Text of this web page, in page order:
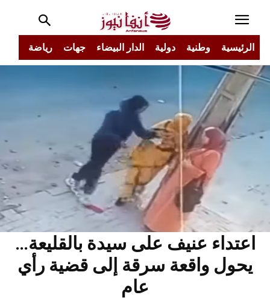
الرئيسية وطنية دولية الدار البيضاء جهات رياضة
اعتداء عنيف على سيدة بالقليعة…
يحول واقعة سرقة إلى قضية رأي
عام